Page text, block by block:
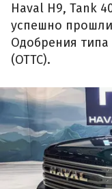
Haval H9, Tank
успешно
Одобрения типа
(ОТТС).